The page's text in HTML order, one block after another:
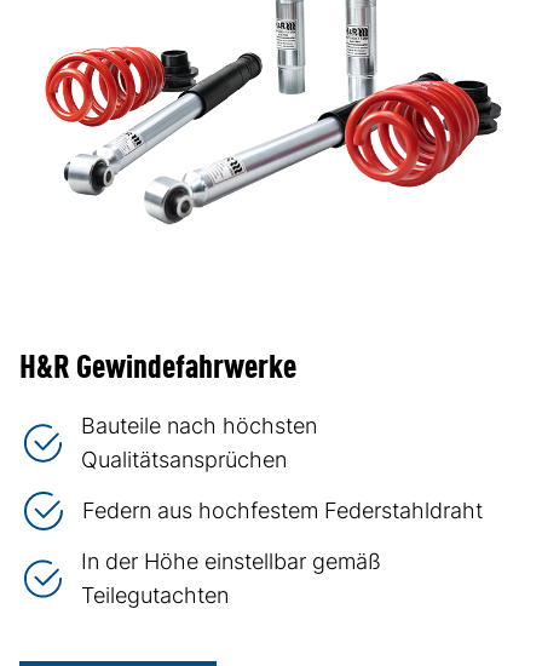
H&R Gewindefahrwerke
Bauteile nach höchsten
Qualitätsansprüchen
Federn aus hochfestem Federstahldraht
In der Höhe einstellbar gemäß
Teilegutachten